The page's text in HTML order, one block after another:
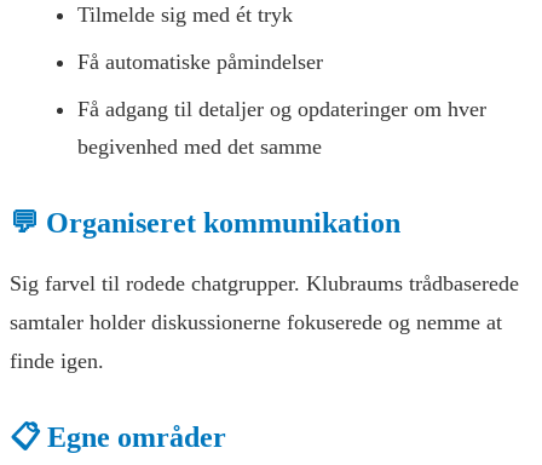
Tilmelde sig med ét tryk
Få automatiske påmindelser
Få adgang til detaljer og opdateringer om hver
begivenhed med det samme
💬 Organiseret kommunikation
Sig farvel til rodede chatgrupper. Klubraums trådbaserede
samtaler holder diskussionerne fokuserede og nemme at
finde igen.
📋 Egne områder